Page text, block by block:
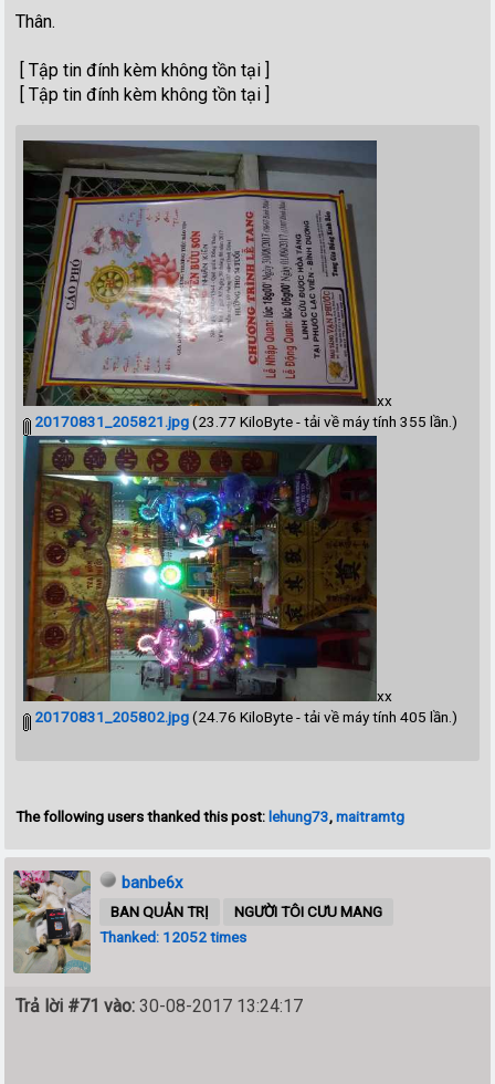
Thân.
[ Tập tin đính kèm không tồn tại ]
[ Tập tin đính kèm không tồn tại ]
xx
20170831_205821.jpg(23.77 KiloByte - tải về máy tính 355 lần.)
xx
20170831_205802.jpg(24.76 KiloByte - tải về máy tính 405 lần.)
The following users thanked this post: lehung73,maitramtg
banbe6x
BAN QUẢN TRỊ
NGƯỜI TÔI CƯU MANG
Thanked: 12052 times
Trả lời #71 vào: 30-08-2017 13:24:17